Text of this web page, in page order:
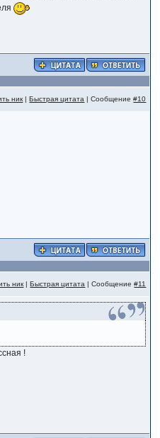
ник |Быстрая цитата | Сообщение#10
ник |Быстрая цитата | Сообщение#11
!